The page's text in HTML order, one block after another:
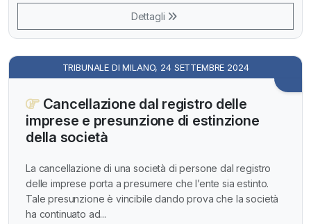
Dettagli
TRIBUNALE DI MILANO, 24 SETTEMBRE 2024
Cancellazione dal registro delle
imprese e presunzione di estinzione
della società
La cancellazione di una società di persone dal registro
delle imprese porta a presumere che l’ente sia estinto.
Tale presunzione è vincibile dando prova che la società
ha continuato ad...